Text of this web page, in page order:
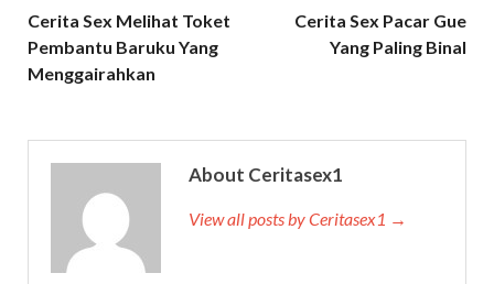
Cerita Sex Melihat Toket
Pembantu Baruku Yang
Menggairahkan
Cerita Sex Pacar Gue
Yang Paling Binal
About Ceritasex1
View all posts by Ceritasex1 →